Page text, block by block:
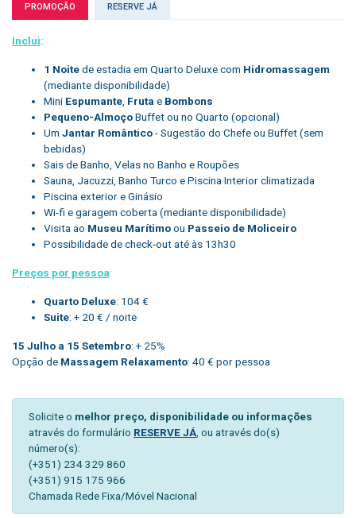
PROMOÇÃO RESERVE JÁ
Inclui:
1 Noitede estadia em Quarto Deluxe com Hidromassagem
(mediante disponibilidade)
Mini Espumante Fruta e Bombons
Pequeno-AlmoçoBuffet ou no Quarto (opcional)
Um Jantar Romântico- Sugestão do Chefe ou Buffet (sem
bebidas)
Sais de Banho, Velas no Banho e Roupões
Sauna, Jacuzzi, Banho Turco e Piscina Interior climatizada
Piscina exterior e Ginásio
Wi-fi e garagem coberta (mediante disponibilidade)
Visita ao Museu Marítimoou Passeio de Moliceiro
Possibilidade de check-out até às 13h30
Preços por pessoa:
Quarto Deluxe: 104 €
Suite: + 20 € / noite
15 Julho a 15 Setembro: + 25%
Opção de Massagem Relaxamento: 40 € por pessoa
Solicite o melhor preço, disponibilidade ou informações
através do formulário RESERVE JÁ , ou através do(s)
número(s):
(+351) 234 329 860
(+351) 915 175 966
Chamada Rede Fixa/Móvel Nacional